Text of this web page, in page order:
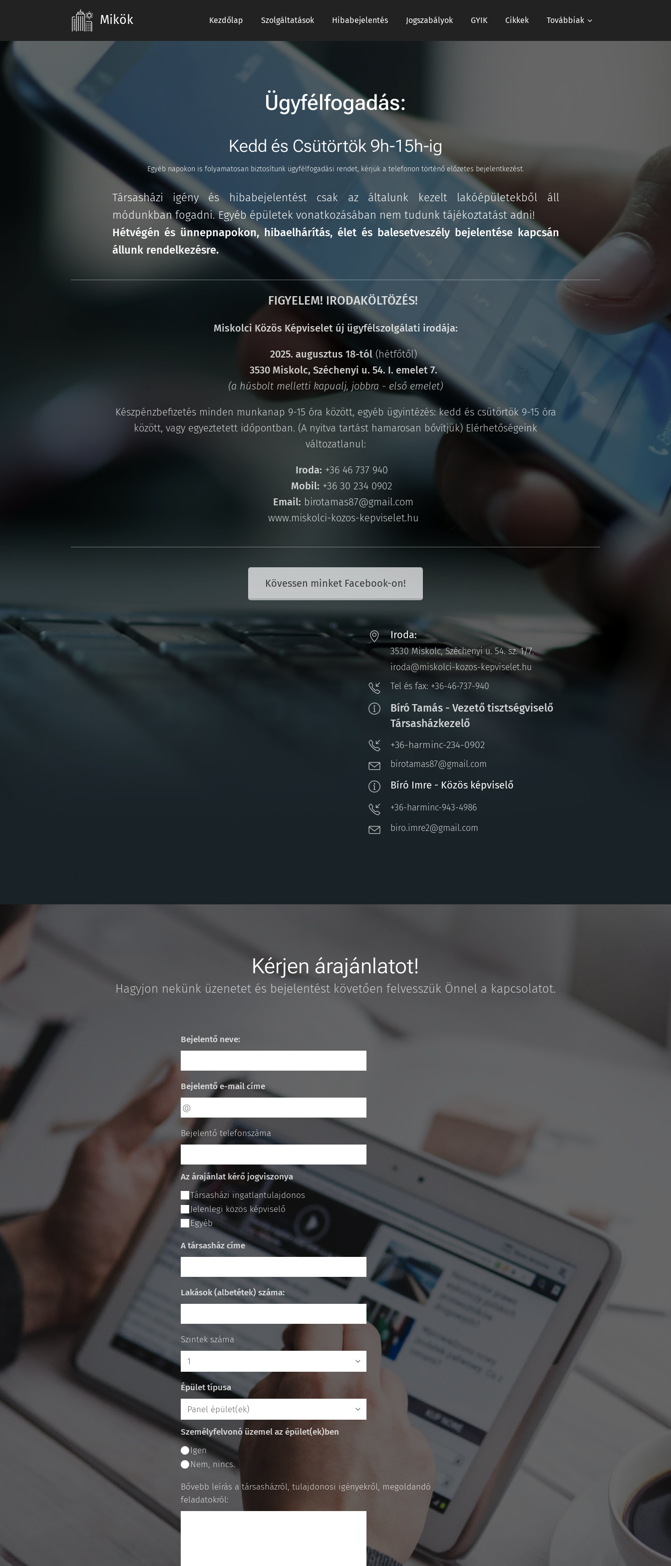
Mikök Kezdőlap Szolgáltatások Hibabejelentés Jogszabályok GYIK Cikkek Továbbiak
Ügyfélfogadás:
Kedd és Csütörtök 9h-15h-ig
Egyéb napokon is folyamatosan biztosítunk ügyfélfogadási rendet, kérjük a telefonon történő előzetes bejelentkezést.
Társasházi igény és hibabejelentést csak az általunk kezelt lakóépületekből áll
módunkban fogadni. Egyéb épületek vonatkozásában nem tudunk tájékoztatást adni!
Hétvégén és ünnepnapokon, hibaelhárítás, élet és balesetveszély bejelentése kapcsán
állunk rendelkezésre.
FIGYELEM! IRODAKÖLTÖZÉS!
Miskolci Közös Képviselet új ügyfélszolgálati irodája:
2025. augusztus 18-tól(hétfőtől)
3530 Miskolc, Széchenyi u. 54. I. emelet 7.
(a húsbolt melletti kapualj, jobbra - első emelet)
Készpénzbefizetés minden munkanap 9-15 óra között, egyéb ügyintézés: kedd és csütörtök 9-15 óra
között, vagy egyeztetett időpontban. (A nyitva tartást hamarosan bővítjük) Elérhetőségeink
változatlanul:
Iroda: +36 46 737 940
Mobil: +36 30 234 0902
Email: birotamas87@gmail.com
🌐 www.miskolci-kozos-kepviselet.hu
Kövessen minket Facebook-on!
Iroda:
3530 Miskolc, Széchenyi u. 54. sz. 1/7.
iroda@miskolci-kozos-kepviselet.hu
Tel és fax: +36-46-737-940
Bíró Tamás - Vezető tisztségviselő
Társasházkezelő
+36-harminc-234-0902
birotamas87@gmail.com
Bíró Imre - Közös képviselő
+36-harminc-943-4986
biro.imre2@gmail.com
Kérjen árajánlatot!
Hagyjon nekünk üzenetet és bejelentést követően felvesszük Önnel a kapcsolatot.
Bejelentő neve:
Bejelentő e-mail címe
Bejelentő telefonszáma
Az árajánlat kérő jogviszonya
Társasházi ingatlantulajdonos
Jelenlegi közös képviselő
Egyéb
A társasház címe
Lakások (albetétek) száma:
Szintek száma
Épület típusa
Személyfelvonó üzemel az épület(ek)ben
Igen
Nem, nincs.
Bővebb leírás a társasházról, tulajdonosi igényekről, megoldandó
feladatokról: